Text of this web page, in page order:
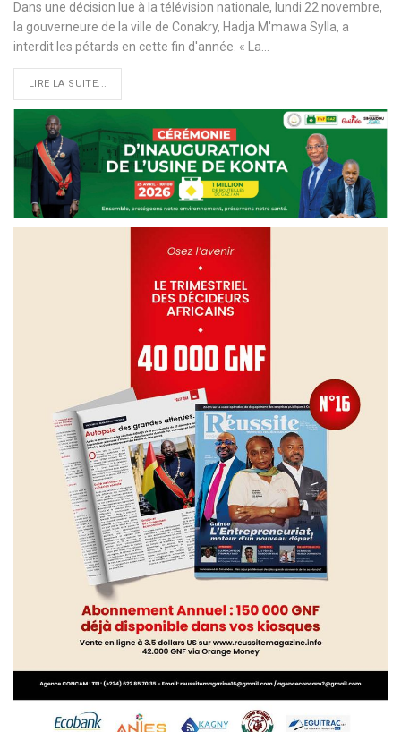
Dans une décision lue à la télévision nationale, lundi 22 novembre,
la gouverneure de la ville de Conakry, Hadja M'mawa Sylla, a
interdit les pétards en cette fin d'année. « La…
LIRE LA SUITE...